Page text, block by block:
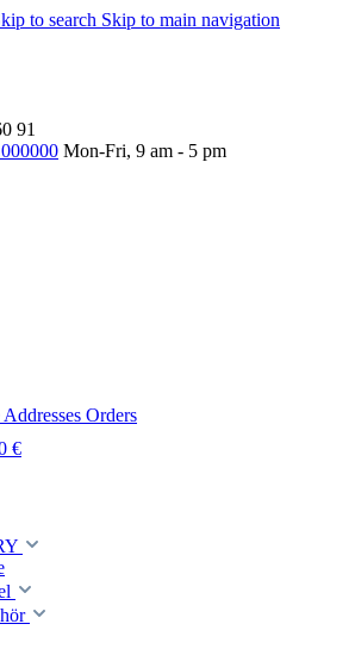
to search Skip to main navigation
91
Mon-Fri, 9 am - 5 pm
Addresses Orders
€